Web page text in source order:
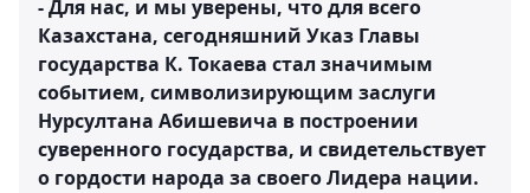
- Для нас, и мы уверены, что для всего
Казахстана, сегодняшний Указ Главы
государства К. Токаева стал значимым
событием, символизирующим заслуги
Нурсултана Абишевича в построении
суверенного государства, и свидетельствует
о гордости народа за своего Лидера нации.